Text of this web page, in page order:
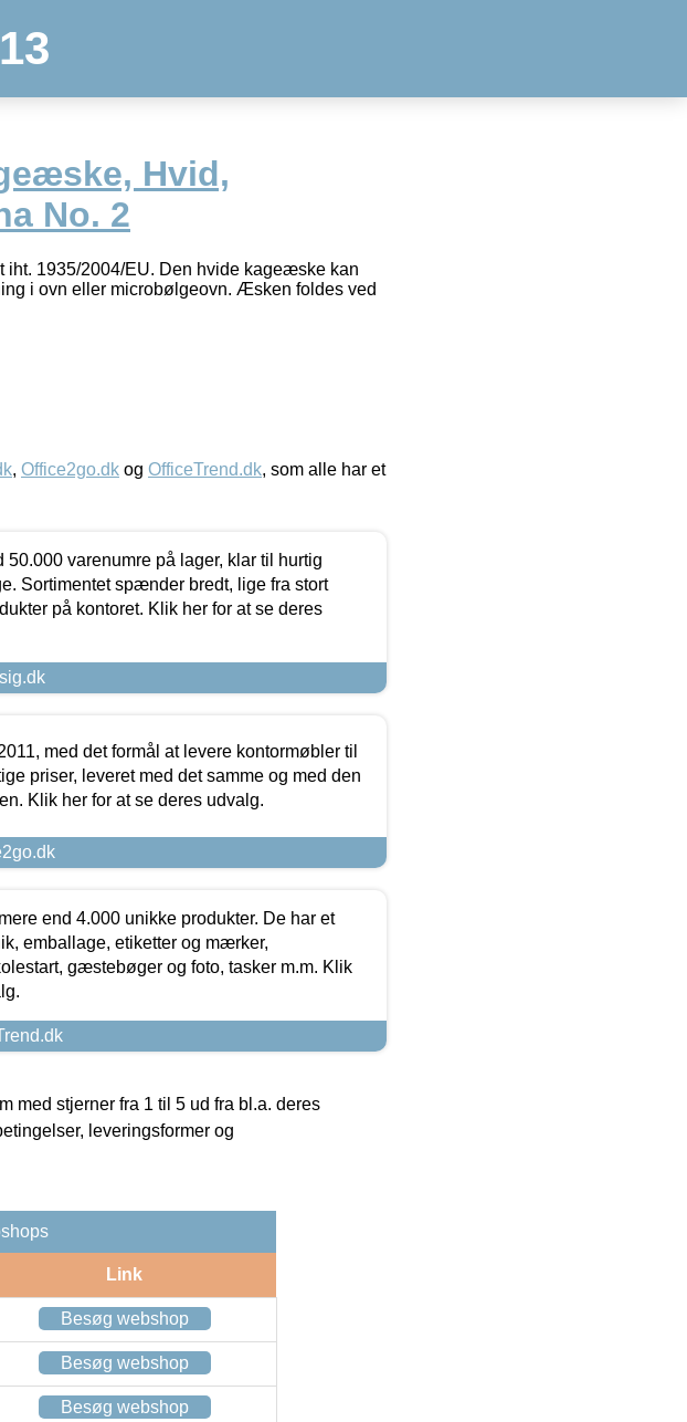
Hvid,
No. 2
iht. 1935/2004/EU. Den hvide kageæske kan
i ovn eller microbølgeovn. Æsken foldes ved
, Office2go.dk og OfficeTrend.dk, som alle har et
50.000 varenumre på lager, klar til hurtig
Sortimentet spænder bredt, lige fra stort
på kontoret. Klik her for at se deres
med det formål at levere kontormøbler til
priser, leveret med det samme og med den
Klik her for at se deres udvalg.
end 4.000 unikke produkter. De har et
emballage, etiketter og mærker,
gæstebøger og foto, tasker m.m. Klik
med stjerner fra 1 til 5 ud fra bl.a. deres
leveringsformer og
Link
Besøg webshop
Besøg webshop
Besøg webshop